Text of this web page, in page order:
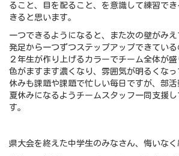
ること、目を配ること、を意識して練習で
きると思います。
一つできるようになると、また次の壁がみ
発足から一つずつステップアップできてい
２年生が作り上げるカラーでチーム全体が
色がますます濃くなり、雰囲気が明るくな
休みも課題や課題で忙しい毎日ですが、部
夏休みになるようチームスタッフ一同支援
す。
県大会を終えた中学生のみなさん、悔いなく